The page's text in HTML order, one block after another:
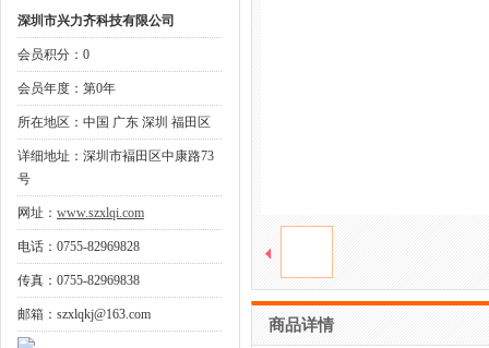
深圳市兴力齐科技有限公司
会员积分：0
会员年度：第0年
所在地区：中国 广东 深圳 福田区
详细地址：深圳市褔田区中康路73
号
网址： www.szxlqi.com
电话：0755-82969828
传真：0755-82969838
邮箱：szxlqkj@163.com
商品详情